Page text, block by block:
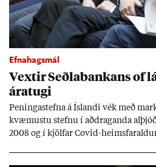
Efnahagsmál
Vext­ir Seðla­bank­ans of
ára­tugi
Pen­inga­stefna á Ís­landi vék með
kvæm­ustu stefnu í að­drag­anda
2008 og í kjöl­far Covid-